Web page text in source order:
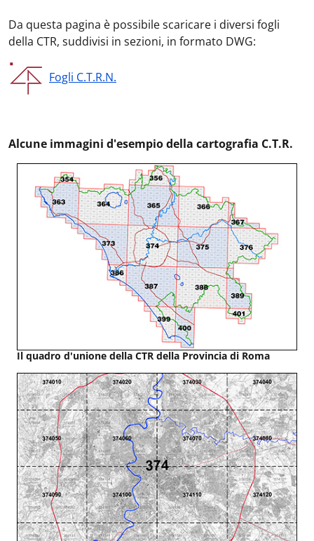
Da questa pagina è possibile scaricare i diversi fogli
della CTR, suddivisi in sezioni, in formato DWG:
Fogli C.T.R.N.
Alcune immagini d'esempio della cartografia C.T.R.
Il quadro d'unione della CTR della Provincia di Roma